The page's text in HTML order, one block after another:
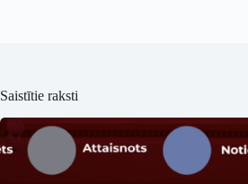
Saistītie raksti